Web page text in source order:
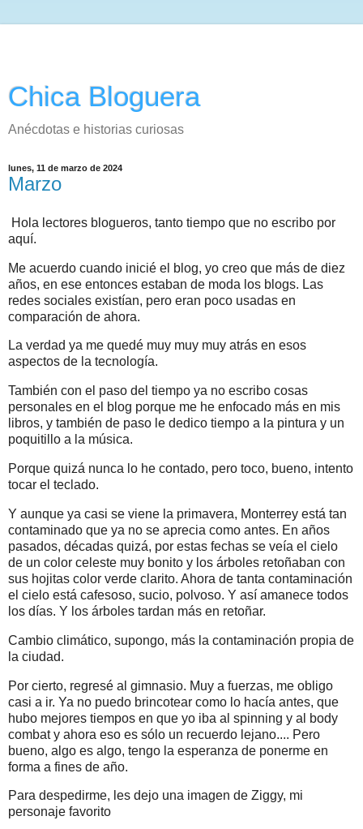
Chica Bloguera
Anécdotas e historias curiosas
lunes, 11 de marzo de 2024
Marzo
Hola lectores blogueros, tanto tiempo que no escribo por
aquí.
Me acuerdo cuando inicié el blog, yo creo que más de diez
años, en ese entonces estaban de moda los blogs. Las
redes sociales existían, pero eran poco usadas en
comparación de ahora.
La verdad ya me quedé muy muy muy atrás en esos
aspectos de la tecnología.
También con el paso del tiempo ya no escribo cosas
personales en el blog porque me he enfocado más en mis
libros, y también de paso le dedico tiempo a la pintura y un
poquitillo a la música.
Porque quizá nunca lo he contado, pero toco, bueno, intento
tocar el teclado.
Y aunque ya casi se viene la primavera, Monterrey está tan
contaminado que ya no se aprecia como antes. En años
pasados, décadas quizá, por estas fechas se veía el cielo
de un color celeste muy bonito y los árboles retoñaban con
sus hojitas color verde clarito. Ahora de tanta contaminación
el cielo está cafesoso, sucio, polvoso. Y así amanece todos
los días. Y los árboles tardan más en retoñar.
Cambio climático, supongo, más la contaminación propia de
la ciudad.
Por cierto, regresé al gimnasio. Muy a fuerzas, me obligo
casi a ir. Ya no puedo brincotear como lo hacía antes, que
hubo mejores tiempos en que yo iba al spinning y al body
combat y ahora eso es sólo un recuerdo lejano.... Pero
bueno, algo es algo, tengo la esperanza de ponerme en
forma a fines de año.
Para despedirme, les dejo una imagen de Ziggy, mi
personaje favorito